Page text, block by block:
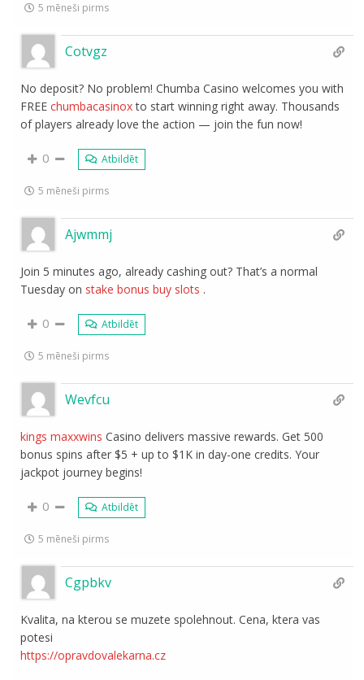
5 mēneši pirms
Cotvgz
No deposit? No problem! Chumba Casino welcomes you with
FREEchumbacasinoxto start winning right away. Thousands
of players already love the action — join the fun now!
0 Atbildēt
5 mēneši pirms
Ajwmmj
Join 5 minutes ago, already cashing out? That’s a normal
Tuesday on stake bonus buy slots .
0 Atbildēt
5 mēneši pirms
Wevfcu
kings maxxwins Casino delivers massive rewards. Get 500
bonus spins after $5 + up to $1K in day-one credits. Your
jackpot journey begins!
0 Atbildēt
5 mēneši pirms
Cgpbkv
Kvalita, na kterou se muzete spolehnout. Cena, ktera vas
potesi
https://opravdovalekarna.cz